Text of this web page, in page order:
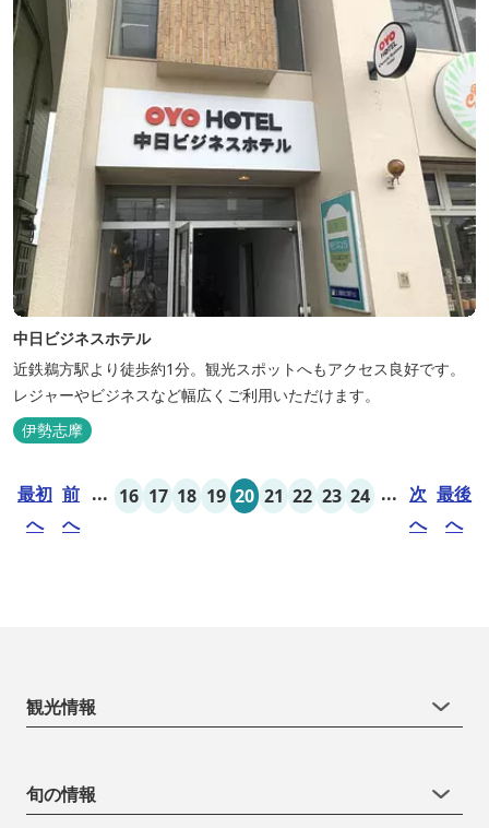
中日ビジネスホテル
近鉄鵜方駅より徒歩約1分。観光スポットへもアクセス良好です。
レジャーやビジネスなど幅広くご利用いただけます。
伊勢志摩
最初
へ
前
へ
... 16 17 18 19 20 21 22 23 24 ... 次
へ
最後
へ
観光情報
旬の情報